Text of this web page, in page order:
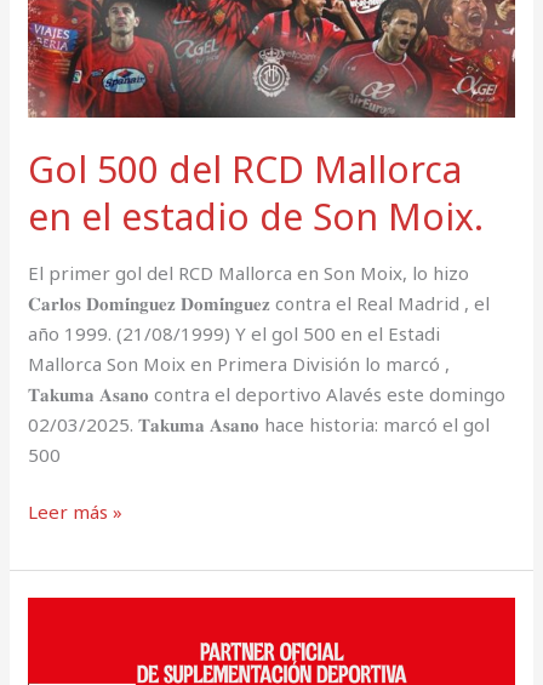
Gol 500 del RCD Mallorca
en el estadio de Son Moix.
El primer gol del RCD Mallorca en Son Moix, lo hizo
𝐂𝐚𝐫𝐥𝐨𝐬 𝐃𝐨𝐦𝐢́𝐧𝐠𝐮𝐞𝐳 𝐃𝐨𝐦𝐢́𝐧𝐠𝐮𝐞𝐳 contra el Real Madrid , el
año 1999. (21/08/1999) Y el gol 500 en el Estadi
Mallorca Son Moix en Primera División lo marcó ,
𝐓𝐚𝐤𝐮𝐦𝐚 𝐀𝐬𝐚𝐧𝐨 contra el deportivo Alavés este domingo
02/03/2025. 𝐓𝐚𝐤𝐮𝐦𝐚 𝐀𝐬𝐚𝐧𝐨 hace historia: marcó el gol
500
Leer más »